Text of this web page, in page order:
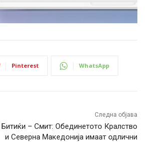
Pinterest WhatsApp
Следна објава
– Смит: Обединетото Кралство
и Северна Македонија имаат одлични